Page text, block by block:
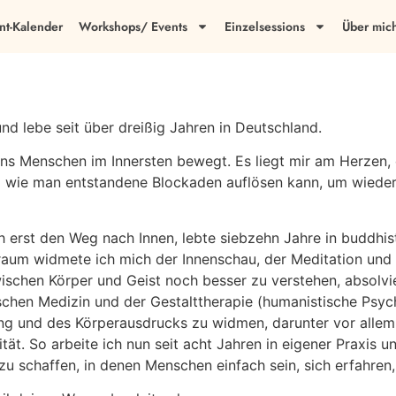
Kalender Workshops/ Events Einzelsessions Über
lebe seit über dreißig Jahren in Deutschland.
Menschen im Innersten bewegt. Es liegt mir am
man entstandene Blockaden auflösen kann, um
den Weg nach Innen, lebte siebzehn Jahre in
widmete ich mich der Innenschau, der Meditation
Körper und Geist noch besser zu verstehen,
Medizin und der Gestalttherapie (humanistische
und des Körperausdrucks zu widmen, darunter vor
So arbeite ich nun seit acht Jahren in eigener Praxis
schaffen, in denen Menschen einfach sein, sich